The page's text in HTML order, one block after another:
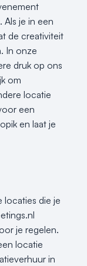
je in een
de creativiteit
In onze
druk op ons
om
locatie
een
en laat je
locaties die je
je regelen.
locatie
in